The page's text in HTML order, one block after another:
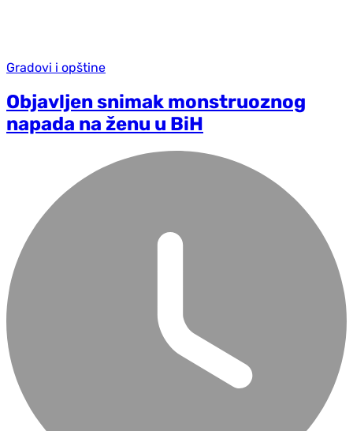
Gradovi i opštine
Objavljen snimak monstruoznog
napada na ženu u BiH